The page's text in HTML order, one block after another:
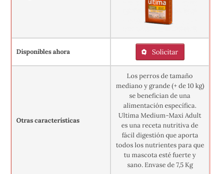
Disponibles ahora Solicitar
Otras características
Los perros de tamaño
mediano y grande (+ de 10 kg)
se benefician de una
alimentación específica.
Ultima Medium-Maxi Adult
es una receta nutritiva de
fácil digestión que aporta
todos los nutrientes para que
tu mascota esté fuerte y
sano. Envase de 7,5 Kg